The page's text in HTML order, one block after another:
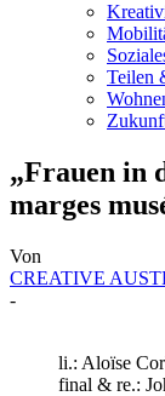
Teilen
„Frauen in
marges
Von
CREATIVE
-
li.: Aloïse
final & re.: